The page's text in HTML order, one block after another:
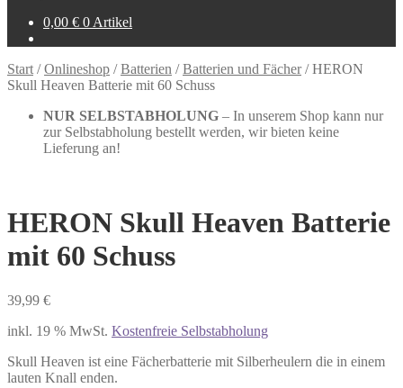
0,00 € 0 Artikel
Start /Onlineshop /Batterien /Batterien und Fächer/HERON
Skull Heaven Batterie mit 60 Schuss
NUR SELBSTABHOLUNG – In unserem Shop kann nur
zur Selbstabholung bestellt werden, wir bieten keine
Lieferung an!
HERON Skull Heaven Batterie
mit 60 Schuss
39,99 €
inkl. 19 % MwSt. Kostenfreie Selbstabholung
Skull Heaven ist eine Fächerbatterie mit Silberheulern die in einem
lauten Knall enden.